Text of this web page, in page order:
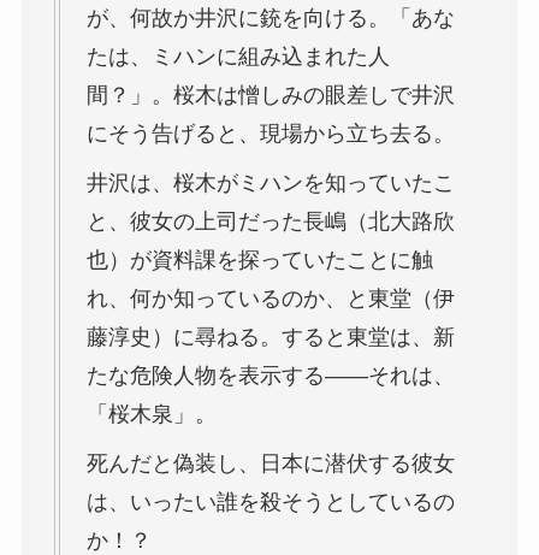
が、何故か井沢に銃を向ける。「あな
たは、ミハンに組み込まれた人
間？」。桜木は憎しみの眼差しで井沢
にそう告げると、現場から立ち去る。
井沢は、桜木がミハンを知っていたこ
と、彼女の上司だった長嶋（北大路欣
也）が資料課を探っていたことに触
れ、何か知っているのか、と 東堂（伊
藤淳史） に尋ねる。すると東堂は、新
たな危険人物を表示する――それは、
「桜木泉」。
死んだと偽装し、日本に潜伏する彼女
は、いったい誰を殺そうとしているの
か！？